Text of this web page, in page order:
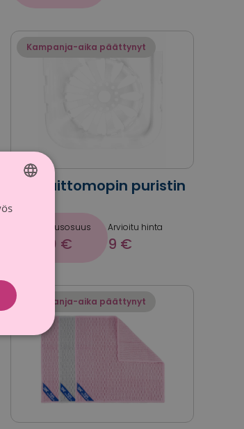
Kampanja-aika päättynyt
SINI Taittomopin puristin
Lahjoitusosuus
0,20 €
Arvioitu hinta
9 €
Kampanja-aika päättynyt